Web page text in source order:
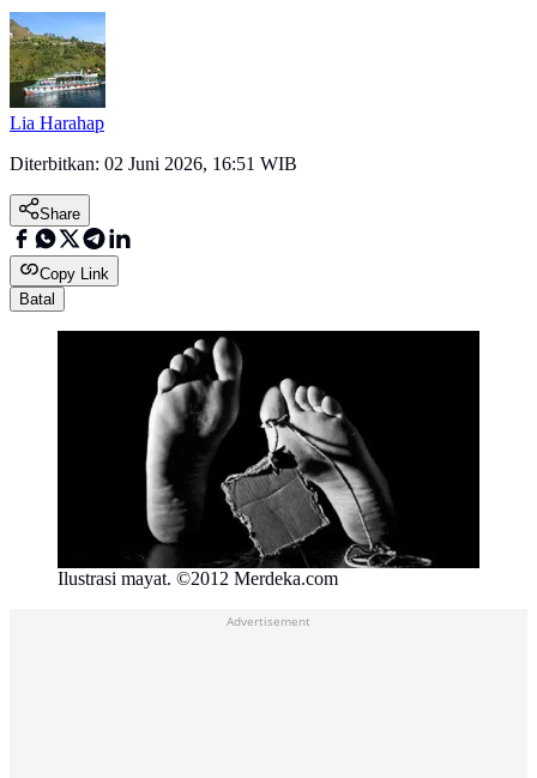
Lia Harahap
Diterbitkan: 02 Juni 2026, 16:51 WIB
Share
Copy Link
Batal
Ilustrasi mayat. ©2012 Merdeka.com
Advertisement